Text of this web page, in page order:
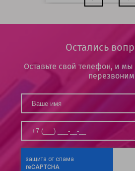
Остались
Оставьте свой телефон, и
перезвоним